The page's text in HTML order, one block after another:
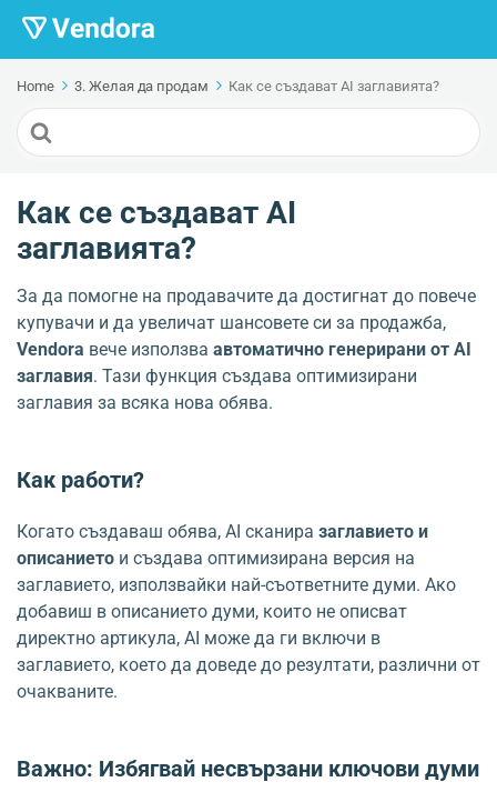
Home 3. Желая да продам Как се създават AI заглавията?
Search
For
Как се създават AI
заглавията?
За да помогне на продавачите да достигнат до повече
купувачи и да увеличат шансовете си за продажба,
Vendora вече използва автоматично генерирани от AI
заглавия. Тази функция създава оптимизирани
заглавия за всяка нова обява.
Как работи?
Когато създаваш обява, AI сканира заглавието и
описанието и създава оптимизирана версия на
заглавието, използвайки най-съответните думи. Ако
добавиш в описанието думи, които не описват
директно артикула, AI може да ги включи в
заглавието, което да доведе до резултати, различни от
очакваните.
Важно: Избягвай несвързани ключови думи